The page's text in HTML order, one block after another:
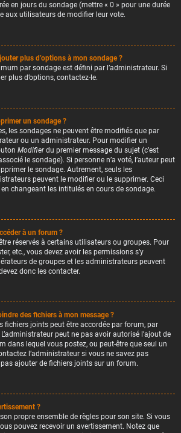
en jours du sondage (mettre « 0 » pour une durée
aux utilisateurs de modifier leur vote.
plus d’options à mon sondage ?
par sondage est défini par l’administrateur. Si
plus d’options, contactez-le.
un sondage ?
les sondages ne peuvent être modifiés que par
ou un administrateur. Pour modifier un
Modifierdu premier message du sujet (c’est
le sondage). Si personne n’a voté, l’auteur peut
le sondage. Autrement, seuls les
peuvent le modifier ou le supprimer. Ceci
changeant les intitulés en cours de sondage.
à un forum ?
réservés à certains utilisateurs ou groupes. Pour
etc., vous devez avoir les permissions s’y
de groupes et les administrateurs peuvent
donc les contacter.
des fichiers à mon message ?
fichiers joints peut être accordée par forum, par
peut ne pas avoir autorisé l’ajout de
dans lequel vous postez, ou peut-être que seul un
l’administrateur si vous ne savez pas
ajouter de fichiers joints sur un forum.
?
propre ensemble de règles pour son site. Si vous
pouvez recevoir un avertissement. Notez que